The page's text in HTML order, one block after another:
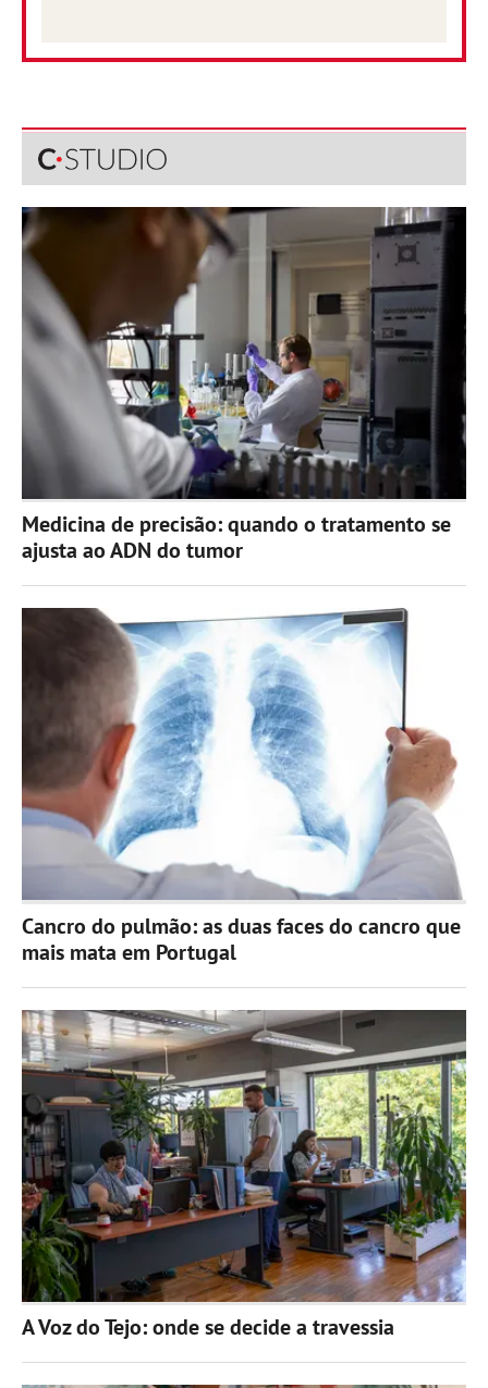
Medicina de precisão: quando o tratamento se
ajusta ao ADN do tumor
Cancro do pulmão: as duas faces do cancro que
mais mata em Portugal
A Voz do Tejo: onde se decide a travessia